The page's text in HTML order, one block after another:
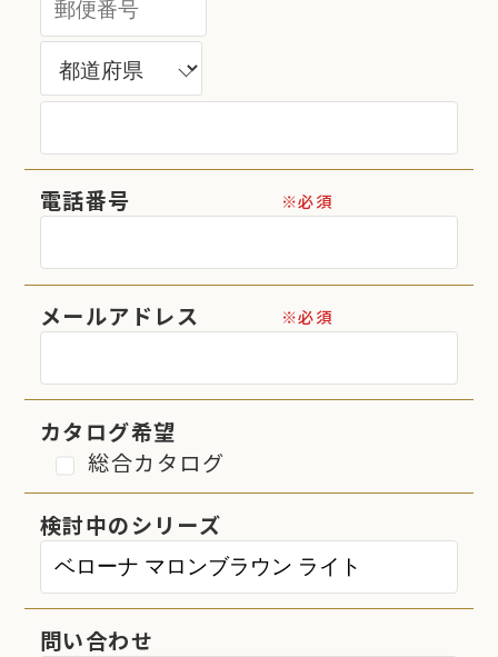
電話番号 ※必須
メールアドレス ※必須
カタログ希望
総合カタログ
検討中のシリーズ
問い合わせ